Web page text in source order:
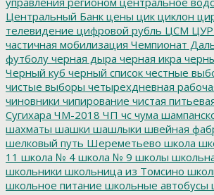
Центральный Банк цены цик циклон
телевидение цифровой рубль ЦСМ ЦУР
частичная мобилизация Чемпионат
футболу черная дыра черная икра
Черный куб черный список честные
чистые выборы четырехдневная
чиновники чипирование чистая
Сугихара ЧМ-2018 ЧП чс чума
шахматы шашки шашлыки швейная
шелковый путь Шереметьево школа
11 школа № 4 школа № 9 школы
школьники школьница из Томсино
школьное питание школьные автобусы